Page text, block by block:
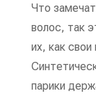
Что
волос, так
их, как
парики